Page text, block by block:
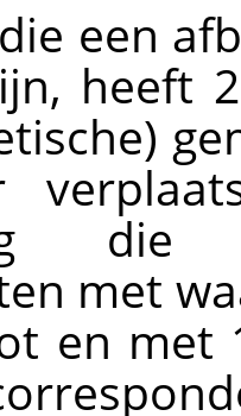
een
heeft
die
met
en met